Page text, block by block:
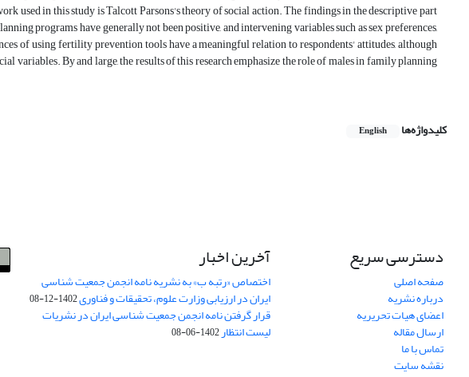
used in this study is Talcott Parsons's theory of social action. The findings in the descriptive part
programs have generally not been positive, and intervening variables such as sex preferences,
of using fertility prevention tools have a meaningful relation to respondents' attitudes, although
variables. By and large, the results of this research emphasize the role of males in family planning
کلیدواژه‌ها English
دسترسی سریع
صفحه اصلی
درباره نشریه
اعضای هیات تحریریه
ارسال مقاله
تماس با ما
نقشه سایت
آخرین اخبار
اختصاص «رتبه ب» به نشریه نامه انجمن جمعیت شناسی
ایران در ارزیابی وزارت علوم، تحقیقات و فناوری1402-12-08
قرار گرفتن نامه انجمن جمعیت شناسی ایران در نشریات
لیست انتظار1402-06-08